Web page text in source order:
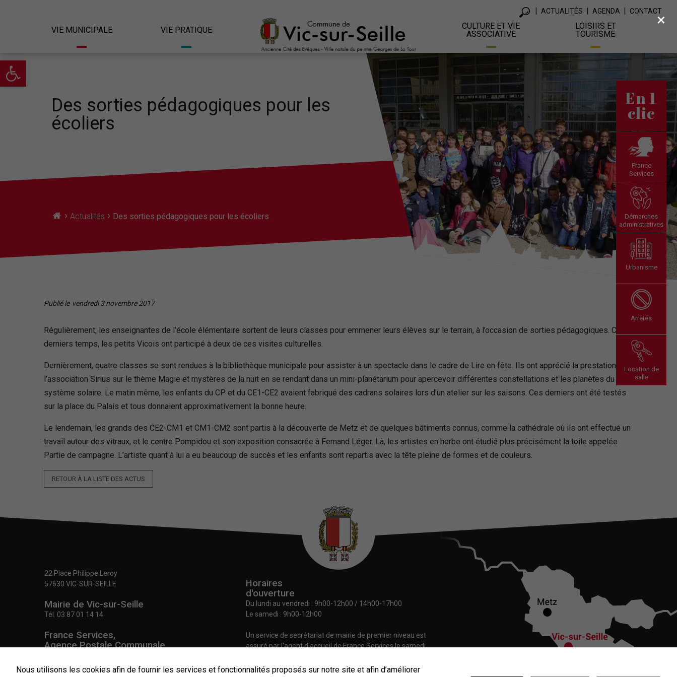
Ouvrir la barre d’outils
ACTUALITÉS AGENDA CONTACT
VIE MUNICIPALE VIE PRATIQUE
CULTURE ET VIE
ASSOCIATIVE
LOISIRS ET
TOURISME
En 1
clic
France
Services
Démarches
administratives
Urbanisme
Arrêtés
Location de
salle
Des sorties pédagogiques pour les
écoliers
› Actualités › Des sorties pédagogiques pour les écoliers
Publié le vendredi 3 novembre 2017
Régulièrement, les enseignantes de l’école élémentaire sortent de leurs classes pour emmener leurs élèves sur le terrain, à l’occasion de sorties pédagogiques. Ces
derniers temps, les petits Vicois ont participé à deux de ces visites culturelles.
Dernièrement, quatre classes se sont rendues à la bibliothèque municipale pour assister à un spectacle dans le cadre de Lire en fête. Ils ont apprécié la prestation de
l’association Sirius sur le thème Magie et mystères de la nuit en se rendant dans un mini-planétarium pour apercevoir différentes constellations et les planètes du
système solaire. Le matin même, les enfants du CP et du CE1-CE2 avaient fabriqué des cadrans solaires lors d’un atelier sur les saisons. Ces derniers ont été testés
sur la place du Palais et tous donnaient approximativement la bonne heure.
Le lendemain, les grands des CE2-CM1 et CM1-CM2 sont partis à la découverte de Metz et de quelques bâtiments connus, comme la cathédrale où ils ont effectué un
travail autour des vitraux, et le centre Pompidou et son exposition consacrée à Fernand Léger. Là, les artistes en herbe ont étudié plus précisément la toile appelée
Partie de campagne. L’artiste quant à lui a eu beaucoup de succès et les enfants sont repartis avec la tête pleine de formes et de couleurs.
RETOUR À LA LISTE DES ACTUS
22 Place Philippe Leroy
57630 VIC-SUR-SEILLE
Mairie de Vic-sur-Seille
Tél. 03 87 01 14 14
France Services,
Agence Postale Communale
Horaires
d'ouverture
Du lundi au vendredi : 9h00-12h00 / 14h00-17h00
Le samedi : 9h00-12h00
Un service de secrétariat de mairie de premier niveau est
assuré par l'agent d'accueil de France Services le samedi
×
Nous utilisons les cookies afin de fournir les services et fonctionnalités proposés sur notre site et afin d’améliorer